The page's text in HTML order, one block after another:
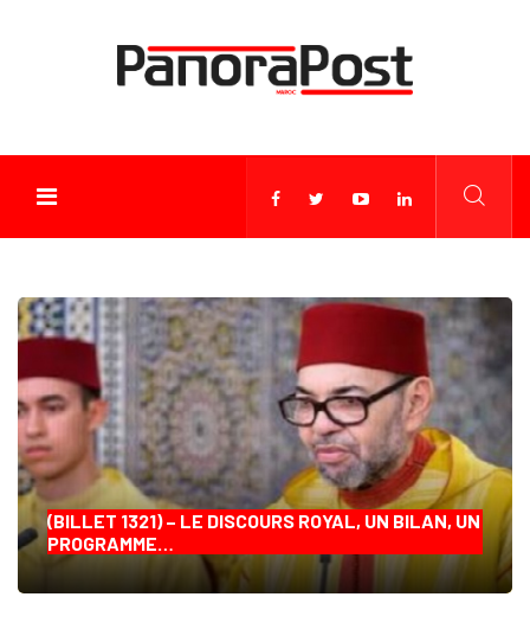
(BILLET 1321) – LE DISCOURS ROYAL, UN BILAN, UN
PROGRAMME…